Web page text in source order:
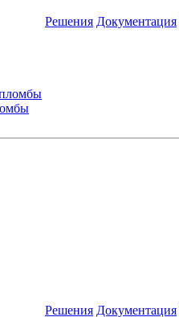
Решения Документация
Решения Документация